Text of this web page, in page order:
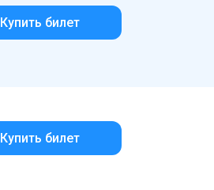
Купить билет
Купить билет